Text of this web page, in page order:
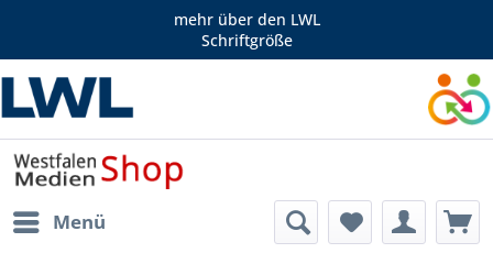
mehr über den LWL
Schriftgröße
Menü